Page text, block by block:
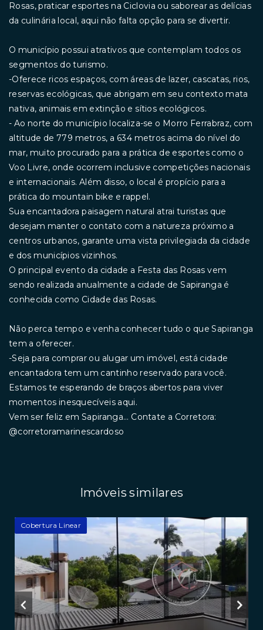
Rosas, praticar esportes na Ciclovia ou saborear as delícias
da culinária local, aqui não falta opção para se divertir.
O município possui atrativos que contemplam todos os
segmentos do turismo.
-Oferece ricos espaços, com áreas de lazer, cascatas, rios,
reservas ecológicas, que abrigam em seu contexto mata
nativa, animais em extinção e sítios ecológicos.
- Ao norte do município localiza-se o Morro Ferrabraz, com
altitude de 779 metros, a 634 metros acima do nível do
mar, muito procurado para a prática de esportes como o
Voo Livre, onde ocorrem inclusive competições nacionais
e internacionais. Além disso, o local é propício para a
prática do mountain bike e rappel.
Sua encantadora paisagem natural atrai turistas que
desejam manter o contato com a natureza próximo a
centros urbanos, garante uma vista privilegiada da cidade
e dos municípios vizinhos.
O principal evento da cidade a Festa das Rosas vem
sendo realizada anualmente a cidade de Sapiranga é
conhecida como Cidade das Rosas.
Não perca tempo e venha conhecer tudo o que Sapiranga
tem a oferecer.
-Seja para comprar ou alugar um imóvel, está cidade
encantadora tem um cantinho reservado para você.
Estamos te esperando de braços abertos para viver
momentos inesquecíveis aqui.
Vem ser feliz em Sapiranga... Contate a Corretora:
@corretoramarinescardoso
Imóveis similares
Cobertura Linear